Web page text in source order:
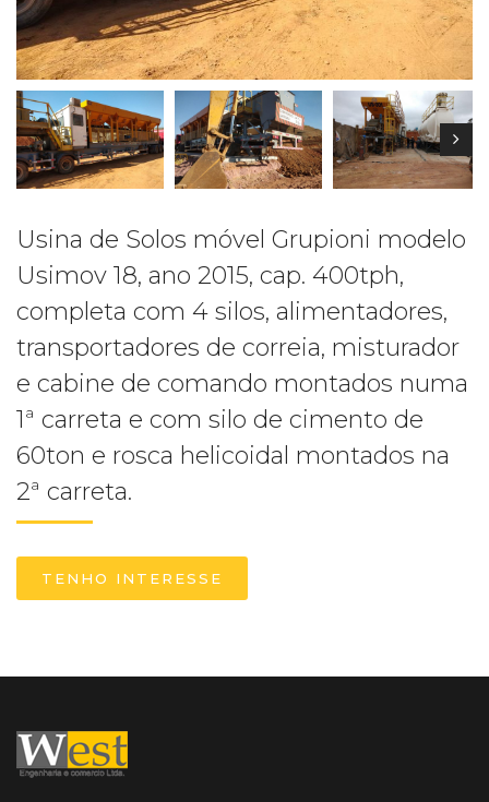
Usina de Solos móvel Grupioni modelo
Usimov 18, ano 2015, cap. 400tph,
completa com 4 silos, alimentadores,
transportadores de correia, misturador
e cabine de comando montados numa
1ª carreta e com silo de cimento de
60ton e rosca helicoidal montados na
2ª carreta.
TENHO INTERESSE